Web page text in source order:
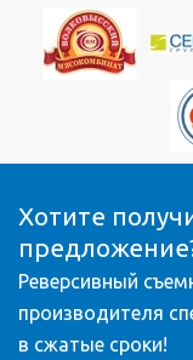
Хотите
Реверсивный
производителя
в сжатые сроки!